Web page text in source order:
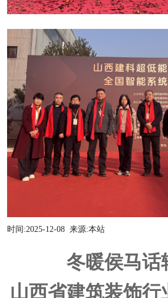
时间:2025-12-08来源:本站
冬暖侯马话
山西省建筑装饰行